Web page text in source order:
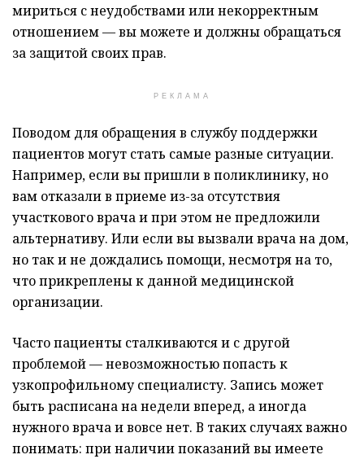
мириться с неудобствами или некорректным
отношением — вы можете и должны обращаться
за защитой своих прав.
РЕКЛАМА
Поводом для обращения в службу поддержки
пациентов могут стать самые разные ситуации.
Например, если вы пришли в поликлинику, но
вам отказали в приеме из-за отсутствия
участкового врача и при этом не предложили
альтернативу. Или если вы вызвали врача на дом,
но так и не дождались помощи, несмотря на то,
что прикреплены к данной медицинской
организации.
Часто пациенты сталкиваются и с другой
проблемой — невозможностью попасть к
узкопрофильному специалисту. Запись может
быть расписана на недели вперед, а иногда
нужного врача и вовсе нет. В таких случаях важно
понимать: при наличии показаний вы имеете